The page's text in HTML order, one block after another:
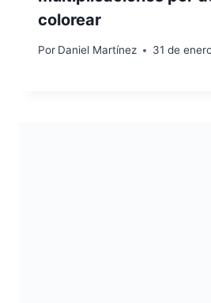
colorear
Por Daniel Martínez 31 de